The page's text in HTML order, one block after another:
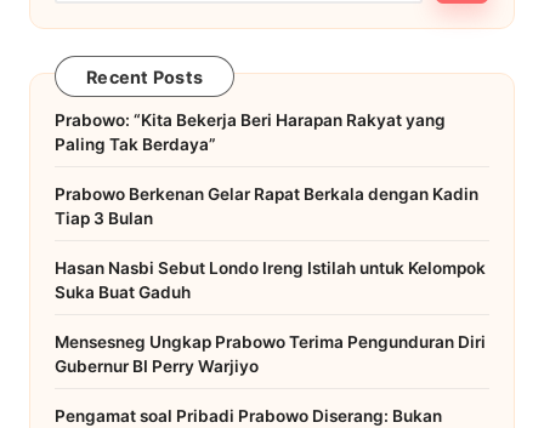
Recent Posts
Prabowo: “Kita Bekerja Beri Harapan Rakyat yang
Paling Tak Berdaya”
Prabowo Berkenan Gelar Rapat Berkala dengan Kadin
Tiap 3 Bulan
Hasan Nasbi Sebut Londo Ireng Istilah untuk Kelompok
Suka Buat Gaduh
Mensesneg Ungkap Prabowo Terima Pengunduran Diri
Gubernur BI Perry Warjiyo
Pengamat soal Pribadi Prabowo Diserang: Bukan